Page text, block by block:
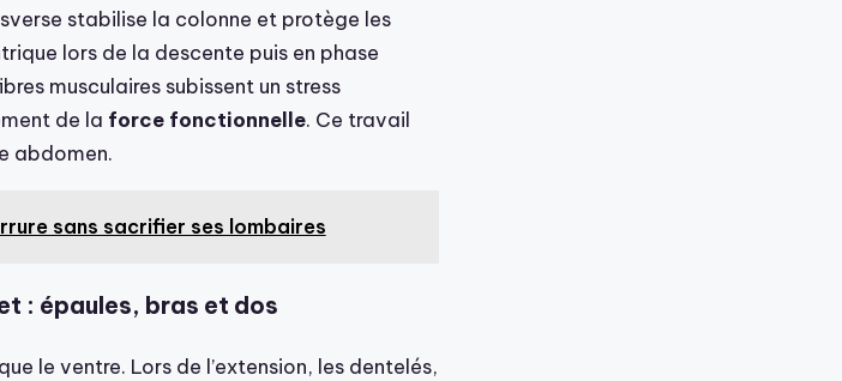
stabilise la colonne et protège les
lors de la descente puis en phase
musculaires subissent un stress
de la force fonctionnelle. Ce travail
abdomen.
sans sacrifier ses lombaires
: épaules, bras et dos
le ventre. Lors de l’extension, les dentelés,